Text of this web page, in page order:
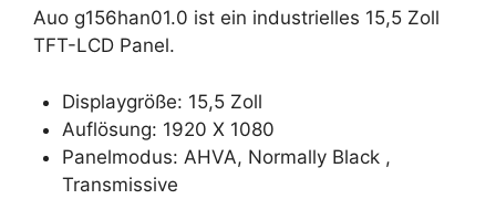
Auo g156han01.0 ist ein industrielles 15,5 Zoll
TFT-LCD Panel.
Displaygröße: 15,5 Zoll
Auflösung: 1920 X 1080
Panelmodus: AHVA, Normally Black ,
Transmissive